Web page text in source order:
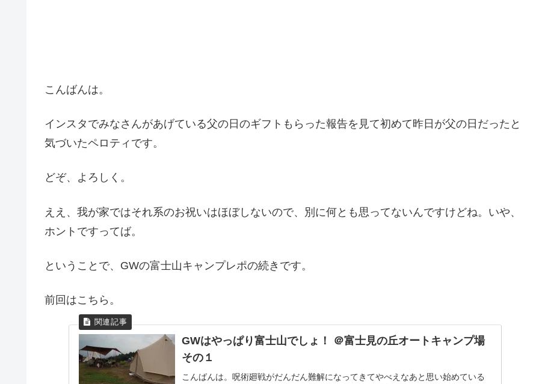
こんばんは。
インスタでみなさんがあげている父の日のギフトもらった報告を見て初めて昨日が父の日だったと
気づいたペロティです。
どぞ、よろしく。
ええ、我が家ではそれ系のお祝いはほぼしないので、別に何とも思ってないんですけどね。いや、
ホントですってば。
ということで、GWの富士山キャンプレポの続きです。
前回はこちら。
GWはやっぱり富士山でしょ！ ＠富士見の丘オートキャンプ場
その１
こんばんは。呪術廻戦がだんだん難解になってきてやべえなあと思い始めている